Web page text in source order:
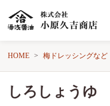
HOME 梅ドレッシングなど
しろしょうゆ